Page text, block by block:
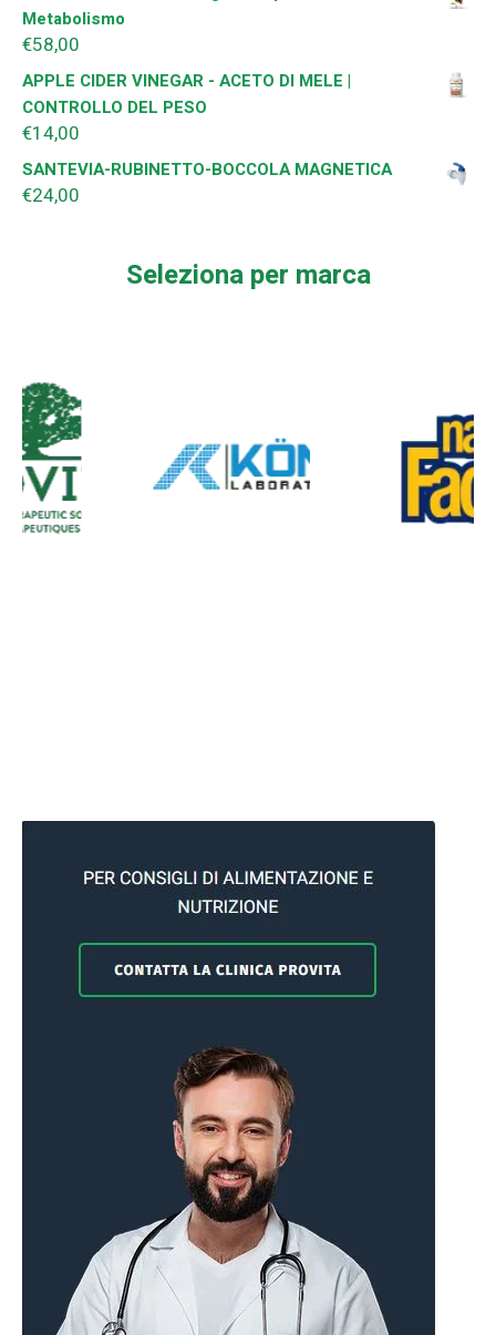
Metabolismo
€58,00
APPLE CIDER VINEGAR - ACETO DI MELE |
CONTROLLO DEL PESO
€14,00
SANTEVIA-RUBINETTO-BOCCOLA MAGNETICA
€24,00
Seleziona per marca